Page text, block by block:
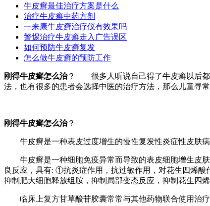
牛皮癣最佳治疗方案是什么
治疗牛皮癣中药方剂
一来康牛皮癣治疗仪有效果吗
警惕治疗牛皮癣走入广告误区
如何预防牛皮癣复发
怎么做牛皮癣的预防工作
刚得牛皮癣怎么治？ 很多人听说自己得了牛皮癣以后都
法，也有很多的患者会选择中医的治疗方法，那么儿童寻
刚得牛皮癣怎么治？
牛皮癣是一种表皮过度增生的慢性复发性炎症性皮肤病
牛皮癣是一种细胞免疫异常而导致的表皮细胞增生皮肤
良反应，具有: ①抗炎症作用，抗过敏作用，对花生四烯
抑制肥大细胞释放组胺，抑制局部变态反应，抑制花生四
临床上复方甘草酸苷胶囊常常与其他药物联合使用治疗